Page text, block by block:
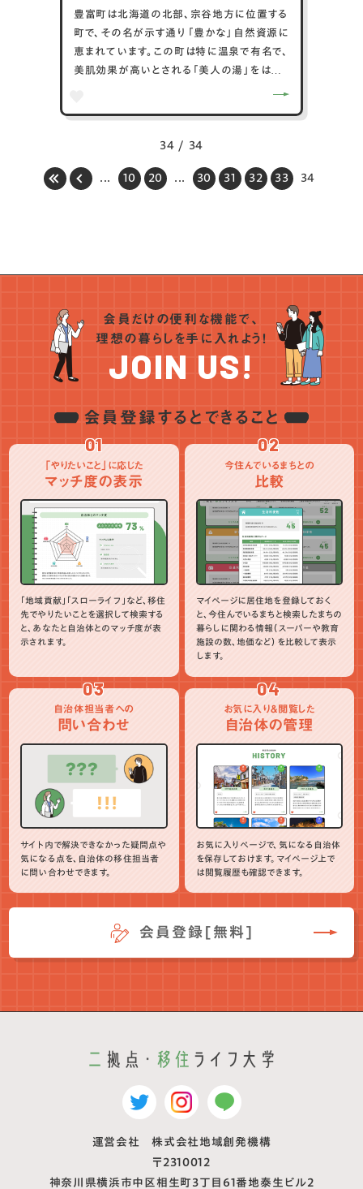
豊富町は北海道の北部、宗谷地方に位置する
町で、その名が示す通り「豊かな」自然資源に
恵まれています。この町は特に温泉で有名で、
美肌効果が高いとされる「美人の湯」をはじ
います。冬季には、豊富な自然雪を利用したス
ツ愛好家を引き寄せています。町のコミュニ
34 / 34
... 10 20 ... 30 31 32 33 34
会員だけの便利な機能で、
理想の暮らしを手に入れよう！
JOIN US!
会員登録するとできること
01
「やりたいこと」に応じた
マッチ度の表示
「地域貢献」「スローライフ」など、移住
先でやりたいことを選択して検索する
と、あなたと自治体とのマッチ度が表
示されます。
02
今住んでいるまちとの
比較
マイページに居住地を登録しておく
と、今住んでいるまちと検索したまちの
暮らしに関わる情報（スーパーや教育
施設の数、地価など）を比較して表示
します。
03
自治体担当者への
問い合わせ
サイト内で解決できなかった疑問点や
気になる点を、自治体の移住担当者
に問い合わせできます。
04
お気に入り＆閲覧した
自治体の管理
お気に入りページで、気になる自治体
を保存しておけます。マイページ上で
は閲覧履歴も確認できます。
会員登録[無料]
運営会社 株式会社地域創発機構
〒2310012
神奈川県横浜市中区相生町3丁目61番地泰生ビル2